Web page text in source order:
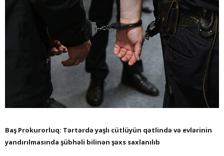
Baş Prokurorluq: Tərtərdə yaşlı cütlüyün qətlində və evlərinin
yandırılmasında şübhəli bilinən şəxs saxlanılıb